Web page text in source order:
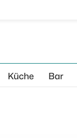
Küche Bar